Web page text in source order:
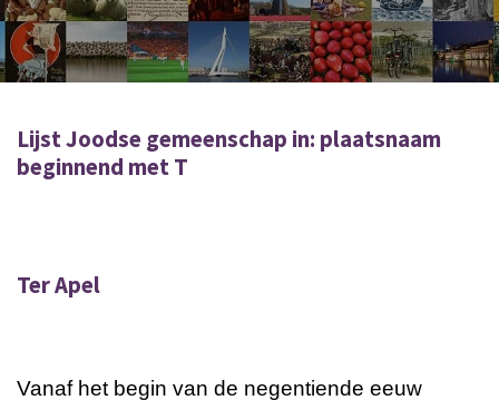
Lijst Joodse gemeenschap in: plaatsnaam
beginnend met T
Ter Apel
Vanaf het begin van de negentiende eeuw